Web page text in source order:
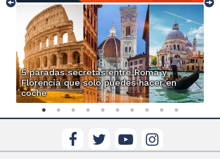
5 paradas secretas entre Roma y
Florencia que solo puedes hacer en
coche